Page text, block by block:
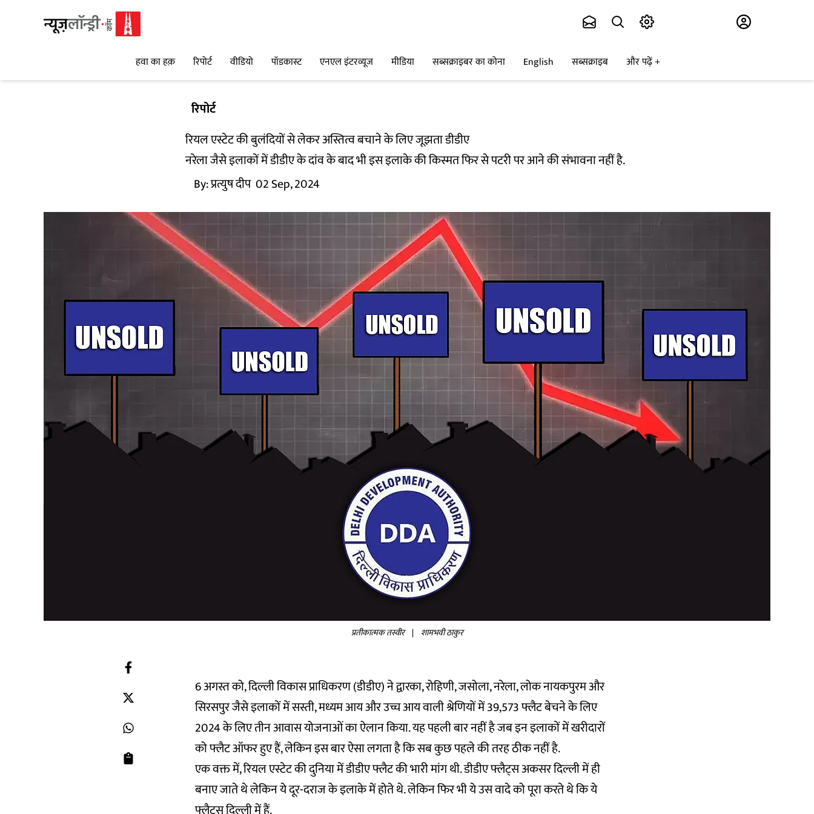
हवा का हक़ रिपोर्ट वीडियो पॉडकास्ट एनएल इंटरव्यूज मीडिया सब्सक्राइबर का कोना English सब्सक्राइब और पढ़ें
रिपोर्ट
रियल एस्टेट की बुलंदियों से लेकर अस्तित्व बचाने के लिए जूझता डीडीए
नरेला जैसे इलाकों में डीडीए के दांव के बाद भी इस इलाके की किस्मत फिर से पटरी पर आने की संभावना नहीं है.
By:प्रत्युष दीप 02 Sep, 2024
प्रतीकात्मक तस्वीर | शामभवी ठाकुर
6 अगस्त को, दिल्ली विकास प्राधिकरण (डीडीए) ने द्वारका, रोहिणी, जसोला, नरेला, लोक नायकपुरम और
सिरसपुर जैसे इलाकों में सस्ती, मध्यम आय और उच्च आय वाली श्रेणियों में 39,573 फ्लैट बेचने के लिए
2024 के लिए तीन आवास योजनाओं का ऐलान किया. यह पहली बार नहीं है जब इन इलाकों में खरीदारों
को फ्लैट ऑफर हुए हैं, लेकिन इस बार ऐसा लगता है कि सब कुछ पहले की तरह ठीक नहीं है.
एक वक्त में, रियल एस्टेट की दुनिया में डीडीए फ्लैट की भारी मांग थी. डीडीए फ्लैट्स अकसर दिल्ली में ही
बनाए जाते थे लेकिन ये दूर-दराज के इलाके में होते थे. लेकिन फिर भी ये उस वादे को पूरा करते थे कि ये